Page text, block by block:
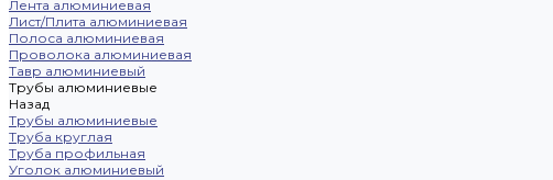
Лента алюминиевая
Лист/Плита алюминиевая
Полоса алюминиевая
Проволока алюминиевая
Тавр алюминиевый
Трубы алюминиевые
Назад
Трубы алюминиевые
Труба круглая
Труба профильная
Уголок алюминиевый